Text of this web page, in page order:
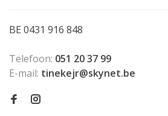
BE 0431 916 848
Telefoon: 051 20 37 99
E-mail: tinekejr@skynet.be